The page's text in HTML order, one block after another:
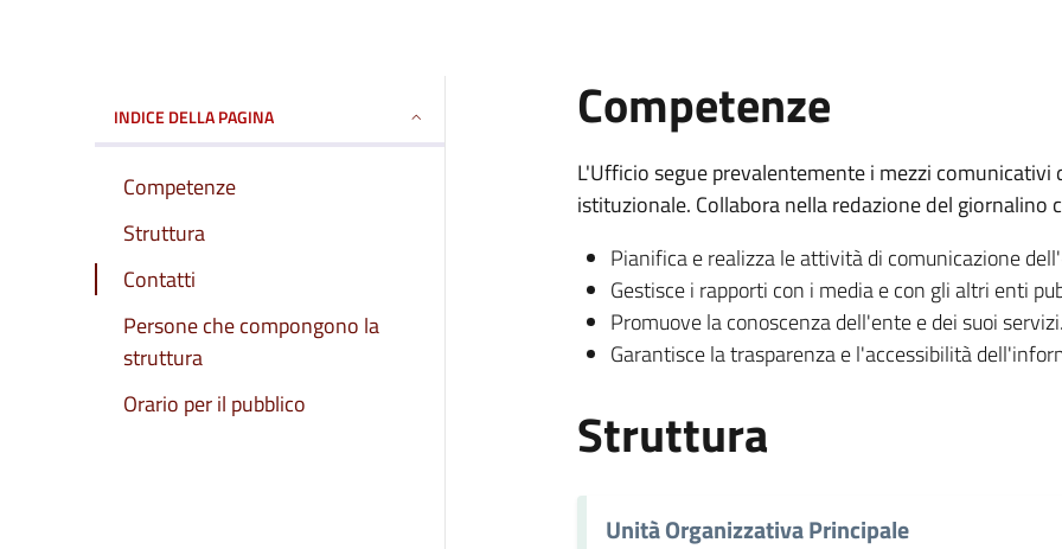
INDICE DELLA PAGINA
Competenze
Struttura
Contatti
Persone che compongono la
struttura
Orario per il pubblico
Competenze
L'Ufficio segue prevalentemente i mezzi
istituzionale. Collabora nella redazione del giornalino
Pianifica e realizza le attività di comunicazione
Gestisce i rapporti con i media e con gli altri enti
Promuove la conoscenza dell'ente e dei suoi
Garantisce la trasparenza e l'accessibilità
Struttura
Unità Organizzativa Principale